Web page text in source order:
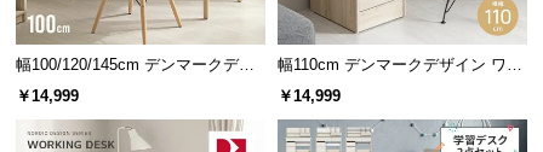
知
ら
幅100/120/145cm デンマークデザ
イン ワークデスク
￥14,999
幅110cm デンマークデザイン ワー
クデスク
￥14,999